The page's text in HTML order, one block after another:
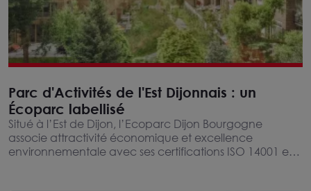
Parc d'Activités de l'Est Dijonnais : un
Écoparc labellisé
Situé à l’Est de Dijon, l’Ecoparc Dijon Bourgogne
associe attractivité économique et excellence
environnementale avec ses certifications ISO 14001 et